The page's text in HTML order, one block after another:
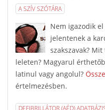
A SZÍV SZÓTÁRA
Nem igazodik
jelentenek a
szakszavak?
leleten? Magyarul
latinul vagy angolul?
értelmezésben.
DEFIBRILLÁTOR (AÉD)